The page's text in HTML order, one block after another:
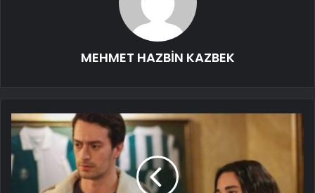
MEHMET HAZBİN KAZBEK